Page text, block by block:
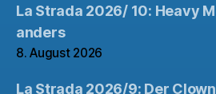
La Strada 2026/ 10: Heavy
anders
8. August 2026
La Strada 2026/9: Der